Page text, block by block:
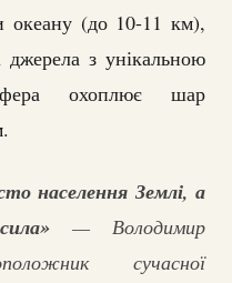
океану (до 10-11 км),
джерела з унікальною
охоплює шар
населення Землі, а
— Володимир
сучасної